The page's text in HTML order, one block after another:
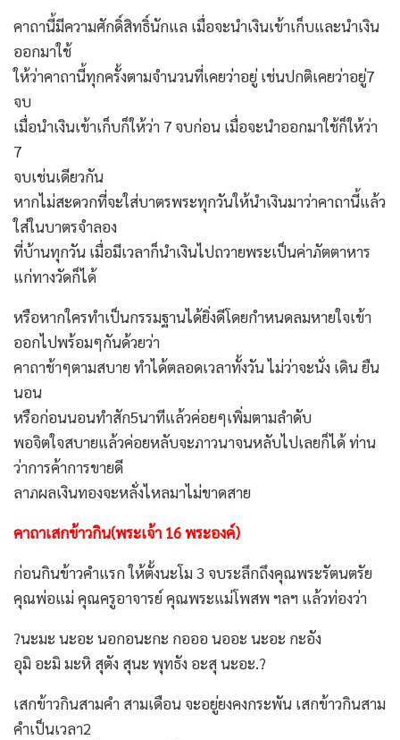
คาถานี้มีความศักดิ์สิทธิ์นักแล เมื่อจะนำเงินเข้าเก็บและนำเงิน
ออกมาใช้
ให้ว่าคาถานี้ทุกครั้งตามจำนวนที่เคยว่าอยู่ เช่นปกติเคยว่าอยู่7
จบ
เมื่อนำเงินเข้าเก็บก็ให้ว่า 7 จบก่อน เมื่อจะนำออกมาใช้ก็ให้ว่า
7
จบเช่นเดียวกัน
หากไม่สะดวกที่จะใส่บาตรพระทุกวันให้นำเงินมาว่าคาถานี้แล้ว
ใส่ในบาตรจำลอง
ที่บ้านทุกวัน เมื่อมีเวลาก็นำเงินไปถวายพระเป็นค่าภัตตาหาร
แก่ทางวัดก็ได้
หรือหากใครทำเป็นกรรมฐานได้ยิ่งดีโดยกำหนดลมหายใจเข้า
ออกไปพร้อมๆกันด้วยว่า
คาถาช้าๆตามสบาย ทำได้ตลอดเวลาทั้งวัน ไม่ว่าจะนั่ง เดิน ยืน
นอน
หรือก่อนนอนทำสัก5นาทีแล้วค่อยๆเพิ่มตามลำดับ
พอจิตใจสบายแล้วค่อยหลับจะภาวนาจนหลับไปเลยก็ได้ ท่าน
ว่าการค้าการขายดี
ลาภผลเงินทองจะหลั่งไหลมาไม่ขาดสาย
คาถาเสกข้าวกิน(พระเจ้า 16 พระองค์)
ก่อนกินข้าวคำแรก ให้ตั้งนะโม 3 จบระลึกถึงคุณพระรัตนตรัย
คุณพ่อแม่ คุณครูอาจารย์ คุณพระแม่โพสพ ฯลฯ แล้วท่องว่า
?นะมะ นะอะ นอกอนะกะ กอออ นออะ นะอะ กะอัง
อุมิ อะมิ มะหิ สุตัง สุนะ พุทธัง อะสุ นะอะ.?
เสกข้าวกินสามคำ สามเดือน จะอยู่ยงคงกระพัน เสกข้าวกินสาม
คำเป็นเวลา2